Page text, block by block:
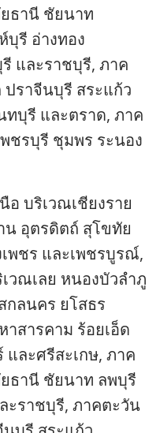
ธานี ชัยนาท
รี อ่างทอง
และราชบุรี, ภาค
ราจีนบุรี สระแก้ว
ทบุรี และตราด, ภาค
ชรบุรี ชุมพร ระนอง
อ บริเวณเชียงราย
น อุตรดิตถ์ สุโขทัย
พชร และเพชรบูรณ์,
วณเลย หนองบัวลำภู
กลนคร ยโสธร
สารคาม ร้อยเอ็ด
ละศรีสะเกษ, ภาค
ธานี ชัยนาท ลพบุรี
ะราชบุรี, ภาคตะวัน